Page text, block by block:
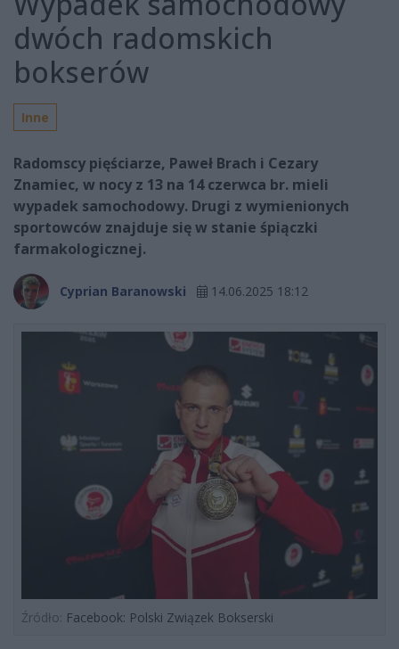
dwóch radomskich
bokserów
Inne
Radomscy pięściarze, Paweł Brach i Cezary
Znamiec, w nocy z 13 na 14 czerwca br. mieli
wypadek samochodowy. Drugi z wymienionych
sportowców znajduje się w stanie śpiączki
farmakologicznej.
Cyprian Baranowski 14.06.2025 18:12
Źródło: Facebook: Polski Związek Bokserski